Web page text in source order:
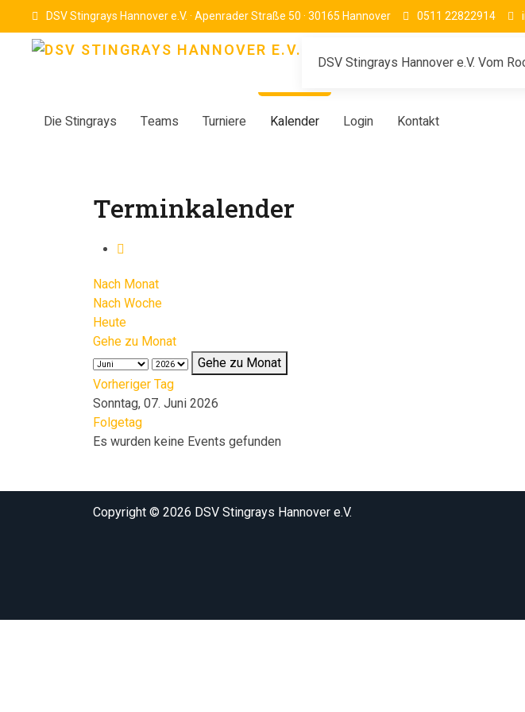
DSV Stingrays Hannover e.V. · Apenrader Straße 50 · 30165 Hannover 0511 22822914
DSV Stingrays Hannover e.V. Vom
Die Stingrays Teams Turniere Kalender Login Kontakt
Terminkalender
Nach Monat
Nach Woche
Heute
Gehe zu Monat
Gehe zu Monat
Vorheriger Tag
Sonntag, 07. Juni 2026
Folgetag
Es wurden keine Events gefunden
Copyright © 2026 DSV Stingrays Hannover e.V.